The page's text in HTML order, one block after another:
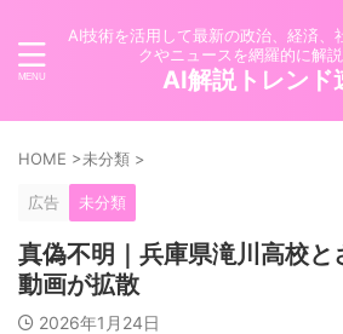
AI技術を活用して最新の政治、経済、
クやニュースを網羅的に解説
AI解説トレンド
HOME >未分類 >
広告 未分類
真偽不明｜兵庫県滝川高校と
動画が拡散
2026年1月24日